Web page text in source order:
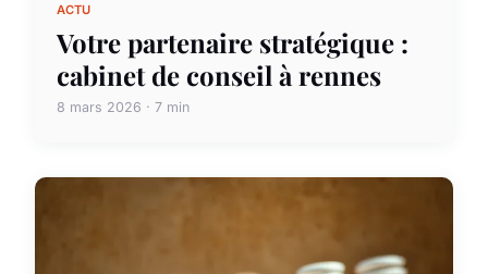
ACTU
Votre partenaire stratégique :
cabinet de conseil à rennes
8 mars 2026 · 7 min